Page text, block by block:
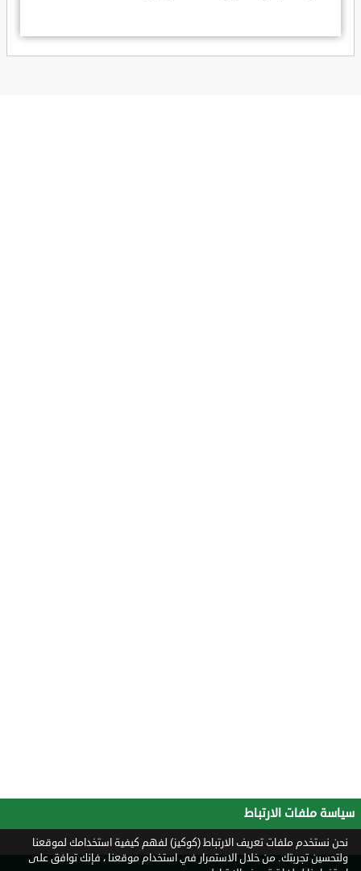
سياسة ملفات الارتباط
نحن نستخدم ملفات تعريف الارتباط (كوكيز) لفهم كيفية استخدامك لموقعنا
ولتحسين تجربتك. من خلال الاستمرار في استخدام موقعنا ، فإنك توافق على